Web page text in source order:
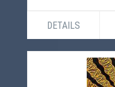
DETAILS